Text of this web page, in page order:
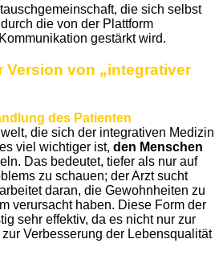
die sich selbst
die von der Plattform
gestärkt wird.
Version von „integrativer
des Patienten
die sich der integrativen Medizin
viel wichtiger ist, den Menschen
Das bedeutet, tiefer als nur auf
zu schauen; der Arzt sucht
daran, die Gewohnheiten zu
verursacht haben. Diese Form der
sehr effektiv, da es nicht nur zur
Verbesserung der Lebensqualität